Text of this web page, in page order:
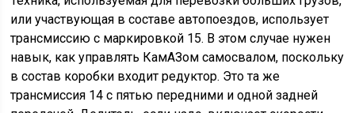
или участвующая в составе автопоездов, использует
трансмиссию с маркировкой 15. В этом случае нужен
навык, как управлять КамАЗом самосвалом, поскольку
в состав коробки входит редуктор. Это та же
трансмиссия 14 с пятью передними и одной задней